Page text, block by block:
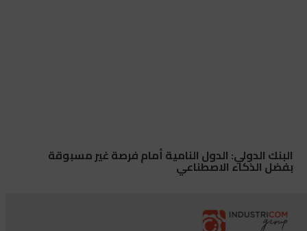
البنك الدولي: الدول النامية أمام فرصة غير مسبوقة
بفضل الذكاء الاصطناعي